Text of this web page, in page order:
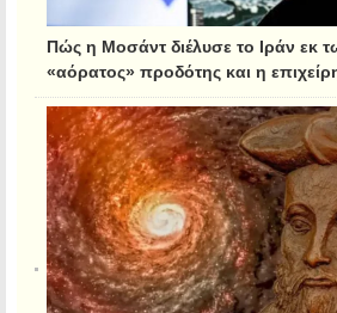
Πώς η Μοσάντ διέλυσε το Ιράν εκ
«αόρατος» προδότης και η